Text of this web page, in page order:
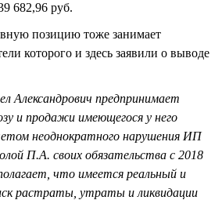
682,96 руб.
позицию тоже занимает
которого и здесь заявили о выводе
предпринимает
и продажи имеющегося у него
неоднократного нарушения ИП
П.А. своих обязательства с 2018
что имеется реальный и
растраты, утраты и ликвидации